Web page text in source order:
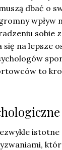
dbać o
wpływ
sobie
się na lepsze
to